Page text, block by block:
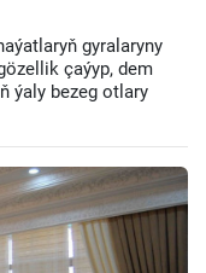
gyralaryny
çaýyp, dem
ýaly bezeg otlary